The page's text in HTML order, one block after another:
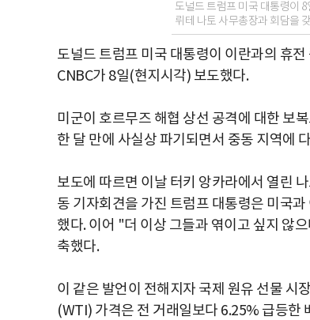
도널드 트럼프 미국 대통령이
뤼테 나토 사무총장과 회담을
도널드 트럼프 미국 대통령이 이란과의 휴
CNBC가 8일(현지시각) 보도했다.
미군이 호르무즈 해협 상선 공격에 대한 보
한 달 만에 사실상 파기되면서 중동 지역에
보도에 따르면 이날 터키 앙카라에서 열린
동 기자회견을 가진 트럼프 대통령은 미국
했다. 이어 "더 이상 그들과 엮이고 싶지 않
축했다.
이 같은 발언이 전해지자 국제 원유 선물 시
(WTI) 가격은 전 거래일보다 6.25% 급등한